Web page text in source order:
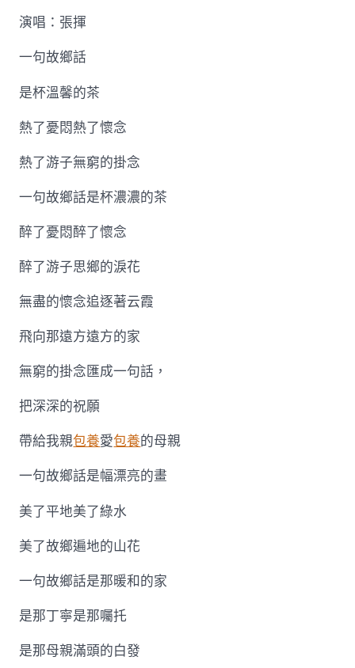
演唱：張揮
一句故鄉話
是杯溫馨的茶
熱了憂悶熱了懷念
熱了游子無窮的掛念
一句故鄉話是杯濃濃的茶
醉了憂悶醉了懷念
醉了游子思鄉的淚花
無盡的懷念追逐著云霞
飛向那遠方遠方的家
無窮的掛念匯成一句話，
把深深的祝願
帶給我親包養愛包養的母親
一句故鄉話是幅漂亮的畫
美了平地美了綠水
美了故鄉遍地的山花
一句故鄉話是那暖和的家
是那丁寧是那囑托
是那母親滿頭的白發